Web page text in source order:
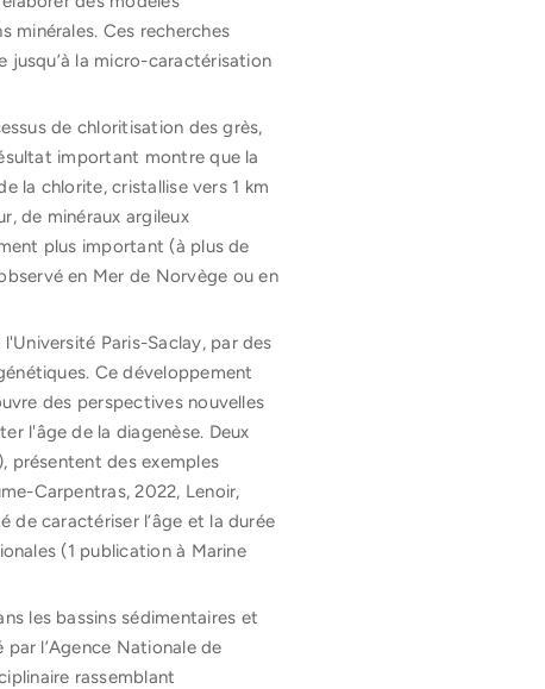
Ces recherches
jusqu’à la micro-caractérisation
de chloritisation des grès,
important montre que la
la chlorite, cristallise vers 1 km
de minéraux argileux
plus important (à plus de
en Mer de Norvège ou en
Paris-Saclay, par des
Ce développement
des perspectives nouvelles
l'âge de la diagenèse. Deux
présentent des exemples
Carpentras, 2022, Lenoir,
caractériser l’âge et la durée
(1 publication à Marine
les bassins sédimentaires et
l’Agence Nationale de
rassemblant